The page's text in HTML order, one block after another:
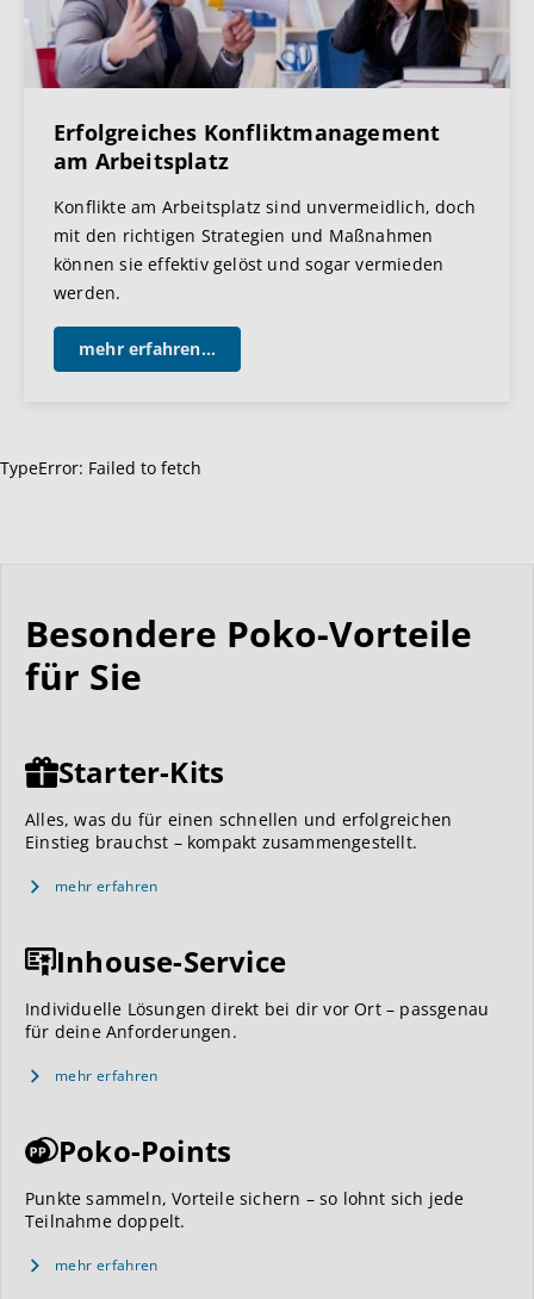
Erfolgreiches Konfliktmanagement
am Arbeitsplatz
Konflikte am Arbeitsplatz sind unvermeidlich, doch
mit den richtigen Strategien und Maßnahmen
können sie effektiv gelöst und sogar vermieden
werden.
mehr erfahren...
TypeError: Failed to fetch
Besondere Poko-Vorteile
für Sie
Starter-Kits
Alles, was du für einen schnellen und erfolgreichen
Einstieg brauchst – kompakt zusammengestellt.
mehr erfahren
Inhouse-Service
Individuelle Lösungen direkt bei dir vor Ort – passgenau
für deine Anforderungen.
mehr erfahren
Poko-Points
Punkte sammeln, Vorteile sichern – so lohnt sich jede
Teilnahme doppelt.
mehr erfahren